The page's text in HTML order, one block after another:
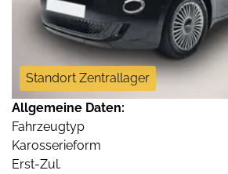
Standort Zentrallager
Allgemeine Daten:
Fahrzeugtyp
Karosserieform
Erst-Zul.